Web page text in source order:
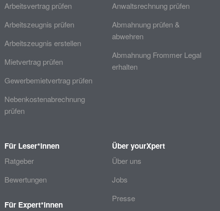
Arbeitsvertrag prüfen
Arbeitszeugnis prüfen
Arbeitszeugnis erstellen
Mietvertrag prüfen
Gewerbemietvertrag prüfen
Nebenkostenabrechnung
prüfen
Anwaltsrechnung prüfen
Abmahnung prüfen &
abwehren
Abmahnung Frommer Legal
erhalten
Für Leser*innen
Ratgeber
Bewertungen
Für Expert*innen
Über yourXpert
Über uns
Jobs
Presse